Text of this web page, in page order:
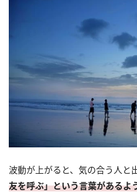
波動が上がると、気の合う人と
友を呼ぶ」という言葉があるよ